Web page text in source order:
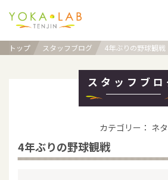
トップ スタッフブログ 4年ぶりの野球観戦
スタッフブロ
カテゴリー： ネタ
4年ぶりの野球観戦